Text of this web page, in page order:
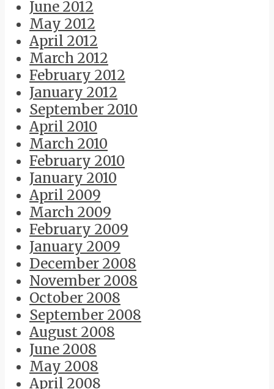
June 2012
May 2012
April 2012
March 2012
February 2012
January 2012
September 2010
April 2010
March 2010
February 2010
January 2010
April 2009
March 2009
February 2009
January 2009
December 2008
November 2008
October 2008
September 2008
August 2008
June 2008
May 2008
April 2008